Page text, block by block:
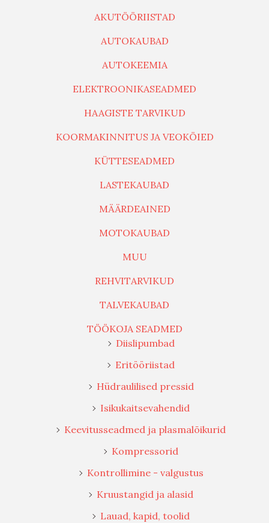
AKUTÖÖRIISTAD
AUTOKAUBAD
AUTOKEEMIA
ELEKTROONIKASEADMED
HAAGISTE TARVIKUD
KOORMAKINNITUS JA VEOKÖIED
KÜTTESEADMED
LASTEKAUBAD
MÄÄRDEAINED
MOTOKAUBAD
MUU
REHVITARVIKUD
TALVEKAUBAD
TÖÖKOJA SEADMED
Diislipumbad
Eritööriistad
Hüdraulilised pressid
Isikukaitsevahendid
Keevitusseadmed ja plasmalõikurid
Kompressorid
Kontrollimine - valgustus
Kruustangid ja alasid
Lauad, kapid, toolid